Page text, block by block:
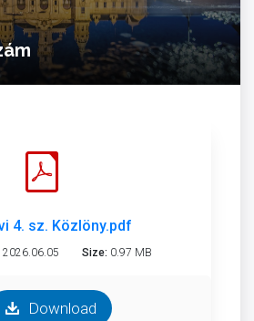
4. sz. Közlöny.pdf
2026.06.05 Size: 0.97 MB
Download